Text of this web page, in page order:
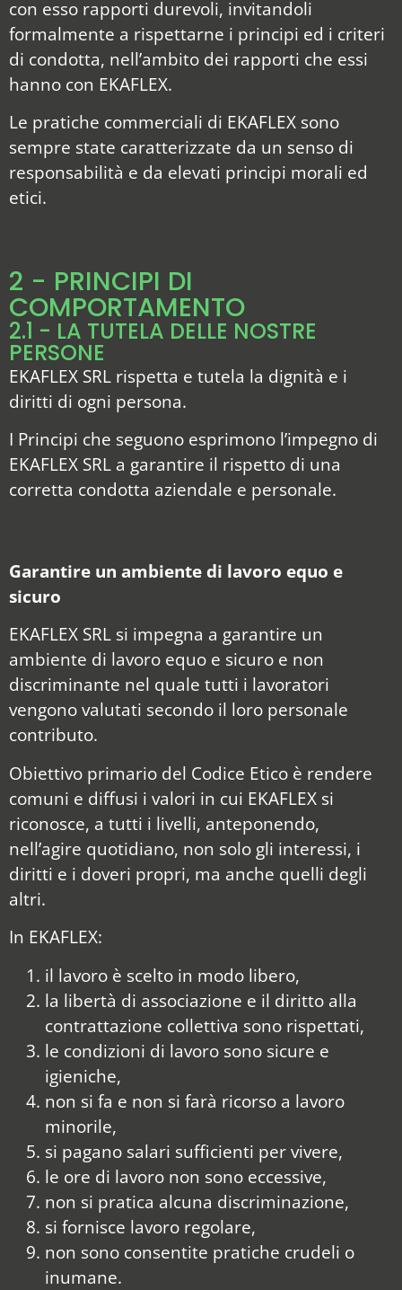
con esso rapporti durevoli, invitandoli
formalmente a rispettarne i principi ed i criteri
di condotta, nell’ambito dei rapporti che essi
hanno con EKAFLEX.
Le pratiche commerciali di EKAFLEX sono
sempre state caratterizzate da un senso di
responsabilità e da elevati principi morali ed
etici.
2 - PRINCIPI DI
COMPORTAMENTO
2.1 - LA TUTELA DELLE NOSTRE
PERSONE
EKAFLEX SRL rispetta e tutela la dignità e i
diritti di ogni persona.
I Principi che seguono esprimono l’impegno di
EKAFLEX SRL a garantire il rispetto di una
corretta condotta aziendale e personale.
Garantire un ambiente di lavoro equo e
sicuro
EKAFLEX SRL si impegna a garantire un
ambiente di lavoro equo e sicuro e non
discriminante nel quale tutti i lavoratori
vengono valutati secondo il loro personale
contributo.
Obiettivo primario del Codice Etico è rendere
comuni e diffusi i valori in cui EKAFLEX si
riconosce, a tutti i livelli, anteponendo,
nell’agire quotidiano, non solo gli interessi, i
diritti e i doveri propri, ma anche quelli degli
altri.
In EKAFLEX:
il lavoro è scelto in modo libero,
la libertà di associazione e il diritto alla
contrattazione collettiva sono rispettati,
le condizioni di lavoro sono sicure e
igieniche,
non si fa e non si farà ricorso a lavoro
minorile,
si pagano salari sufficienti per vivere,
le ore di lavoro non sono eccessive,
non si pratica alcuna discriminazione,
si fornisce lavoro regolare,
non sono consentite pratiche crudeli o
inumane.